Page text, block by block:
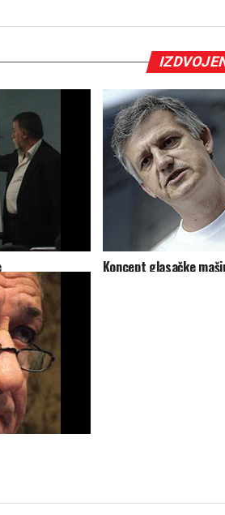
Koncept glasačke